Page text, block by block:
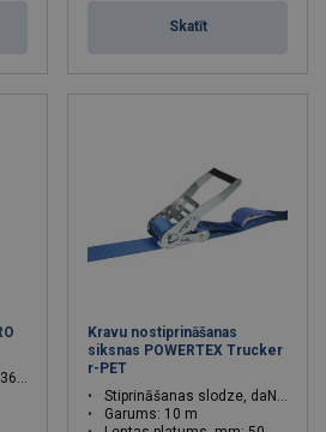
Skatīt
Kravu nostiprināšanas
siksnas POWERTEX Trucker
r-PET
Stiprināšanas slodze, daN: 2500
Garums: 10 m